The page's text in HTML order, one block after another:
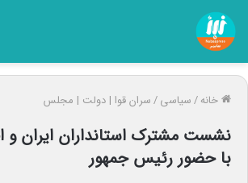
خانه/سیاسی/سران قوا | دولت | مجلس
نشست مشترک استانداران ایران و
با حضور رئیس جمهور